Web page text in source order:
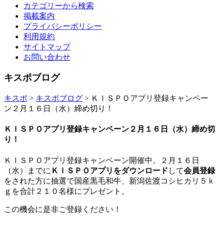
カテゴリーから検索
掲載案内
プライバシーポリシー
利用規約
サイトマップ
お問い合わせ
キスポブログ
キスポ > キスポブログ > ＫＩＳＰＯアプリ登録キャンペー
ン２月１６日（水）締め切り！
ＫＩＳＰＯアプリ登録キャンペーン２月１６日（水）締め切
り！
ＫＩＳＰＯアプリ登録キャンペーン開催中。２月１６日
（水）までに ＫＩＳＰＯアプリをダウンロード して会員登録
をされた方に抽選で国産黒毛和牛、新潟佐渡コシヒカリ５ｋ
ｇを合計２１０名様にプレゼント。
この機会に是非ご登録ください！